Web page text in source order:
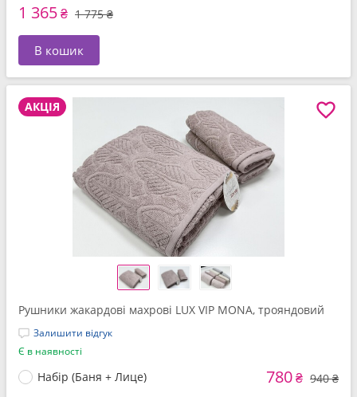
1 365₴ 1 775 ₴
В кошик
АКЦІЯ
Рушники жакардові махрові LUX VIP MONA, трояндовий
Залишити відгук
Є в наявності
Набір (Баня + Лице) 780₴ 940 ₴